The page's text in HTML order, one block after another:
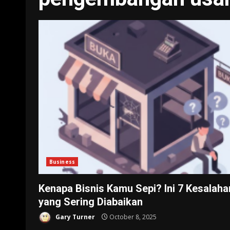
Business
Kenapa Bisnis Kamu Sepi? Ini 7
yang Sering Diabaikan
Gary Turner October 8, 2025